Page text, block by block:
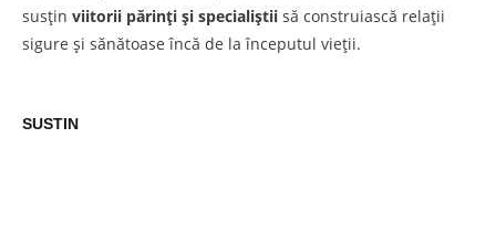
susțin viitorii părinți și specialiștii să construiască relații
sigure și sănătoase încă de la începutul vieții.
SUSTIN